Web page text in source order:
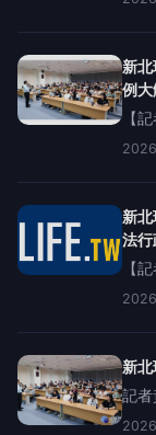
局長
新
例大
【
政
局長
日
新
法
【
廉
練課
潔意
新
記者
新